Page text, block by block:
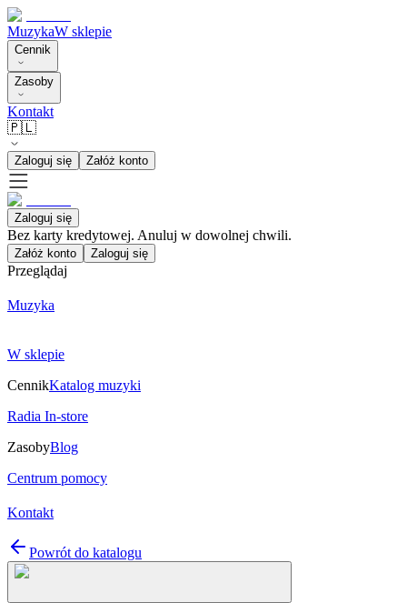
MuzykaW sklepie
Cennik
Zasoby
Kontakt
🇵🇱
Zaloguj się Załóż konto
Zaloguj się
Bez karty kredytowej. Anuluj w dowolnej chwili.
Załóż konto Zaloguj się
Przeglądaj
Muzyka
W sklepie
CennikKatalog muzyki
Radia In-store
ZasobyBlog
Centrum pomocy
Kontakt
Powrót do katalogu